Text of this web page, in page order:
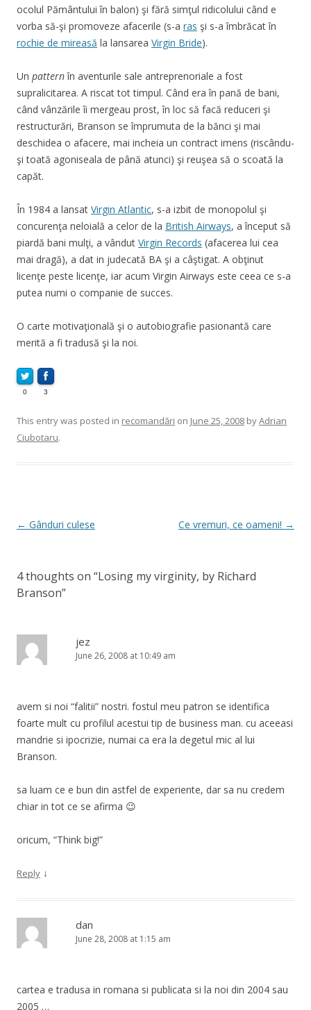
ocolul Pământului în balon) şi fără simţul ridicolului când e
vorba să-şi promoveze afacerile (s-a ras şi s-a îmbrăcat în
rochie de mireasă la lansarea Virgin Bride).
Un patternîn aventurile sale antreprenoriale a fost
supralicitarea. A riscat tot timpul. Când era în pană de bani,
când vânzările îi mergeau prost, în loc să facă reduceri şi
restructurări, Branson se împrumuta de la bănci şi mai
deschidea o afacere, mai incheia un contract imens (riscându-
şi toată agoniseala de până atunci) şi reuşea să o scoată la
capăt.
În 1984 a lansat Virgin Atlantic, s-a izbit de monopolul şi
concurenţa neloială a celor de la British Airways, a început să
piardă bani mulţi, a vândut Virgin Records (afacerea lui cea
mai dragă), a dat in judecată BA şi a câştigat. A obţinut
licenţe peste licenţe, iar acum Virgin Airways este ceea ce s-a
putea numi o companie de succes.
O carte motivaţională şi o autobiografie pasionantă care
merită a fi tradusă şi la noi.
0 3
This entry was posted in recomandări on June 25, 2008 byAdrian
Ciubotaru.
Post
← Gânduri culese Ce vremuri, ce oameni! →
4 thoughts on “Losing my virginity, by Richard
Branson”
jez
June 26, 2008 at 10:49 am
avem si noi “falitii” nostri. fostul meu patron se identifica
foarte mult cu profilul acestui tip de business man. cu aceeasi
mandrie si ipocrizie, numai ca era la degetul mic al lui
Branson.
sa luam ce e bun din astfel de experiente, dar sa nu credem
chiar in tot ce se afirma 😉
oricum, “Think big!”
Reply ↓
dan
June 28, 2008 at 1:15 am
cartea e tradusa in romana si publicata si la noi din 2004 sau
2005 …